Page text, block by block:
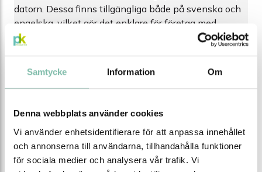
Samtycke Information Om
Denna webbplats använder cookies
Vi använder enhetsidentifierare för att anpassa innehållet
och annonserna till användarna, tillhandahålla funktioner
för sociala medier och analysera vår trafik. Vi
datorn. Dessa finns tillgängliga både på svenska och
engelska, vilket gör det enklare för företag med
internationella medarbetare att ta del av den
information de behöver. Våra videor visar steg-för-
spillskyddsprodukter, från brunnstätningar och spillkit
till större barriärlösningar. På så sätt kan ni som
vet hur de ska agera i händelse av ett spill.
Enklare navigering till användarhandledningar